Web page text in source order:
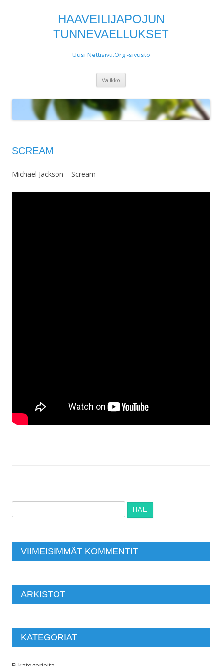
HAAVEILIJAPOJUN
TUNNEVAELLUKSET
Uusi Nettisivu.Org -sivusto
Valikko
SCREAM
Michael Jackson – Scream
VIIMEISIMMÄT KOMMENTIT
ARKISTOT
KATEGORIAT